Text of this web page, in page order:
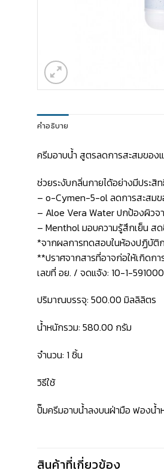
คำอธิบาย
ครีมอาบน้ำ สูตรลดการสะสมของ
ช่วยระงับกลิ่นกายได้อย่างมีประ
– o-Cymen-5-ol ลดการสะสมข
– Aloe Vera Water ปกป้องผิวจ
– Menthol มอบความรู้สึกเย็น ส
*จากผลการทดสอบในห้องปฏิบัติ
**ปราศจากสารที่อาจก่อให้เกิดก
เลขที่ อย. / จดแจ้ง: 10-1-
ปริมาณบรรจุ: 500.00 มิลลิลิตร
น้ำหนักรวม: 580.00 กรัม
จำนวน: 1 ชิ้น
วิธีใช้
ปั๊มครีมอาบน้ำลงบนฝ่ามือ ฟองน้ำ
สินค้าที่เกี่ยวข้อง